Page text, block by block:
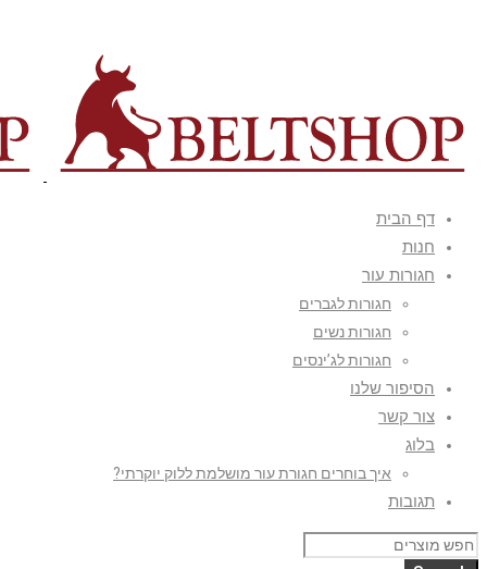
דף הבית
חנות
חגורות עור
חגורות לגברים
חגורות נשים
חגורות לג’ינסים
הסיפור שלנו
צור קשר
בלוג
איך בוחרים חגורת עור מושלמת ללוק יוקרתי?
תגובות